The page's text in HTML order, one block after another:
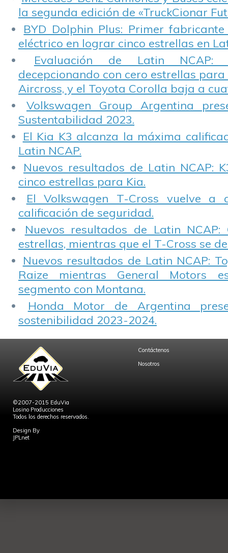
la segunda edición de «TruckCionar
BYD Dolphin Plus: Primer
eléctrico en lograr cinco estrellas en
Evaluación de Latin NCAP:
decepcionando con cero estrellas para
Aircross, y el Toyota Corolla baja a
Volkswagen Group Argentina
Sustentabilidad 2023.
El Kia K3 alcanza la máxima
Latin NCAP.
Nuevos resultados de Latin NCAP:
cinco estrellas para Kia.
El Volkswagen T-Cross vuelve a
calificación de seguridad.
Nuevos resultados de Latin NCAP:
estrellas, mientras que el T-Cross se
Nuevos resultados de Latin NCAP:
Raize mientras General Motors
segmento con Montana.
Honda Motor de Argentina
sostenibilidad 2023-2024.
©2007-2015 EduVia
Losino Producciones
Todos los derechos reservados.
Design By
JPLnet
Contáctenos
Nosotros